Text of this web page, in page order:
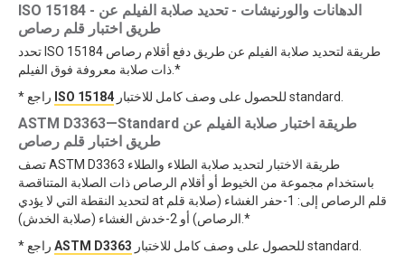
ISO 15184 - الدهانات والورنيشات - تحديد صلابة الفيلم عن
طريق اختبار قلم رصاص
تحدد ISO 15184 طريقة لتحديد صلابة الفيلم عن طريق دفع أقلام رصاص
ذات صلابة معروفة فوق الفيلم.*
ISO 15184 للحصول على وصف كامل للاختبار standard.
ASTM D3363—Standard طريقة اختبار صلابة الفيلم عن
طريق اختبار قلم رصاص
تصف ASTM D3363 طريقة الاختبار لتحديد صلابة الطلاء والطلاء
باستخدام مجموعة من الخيوط أو أقلام الرصاص ذات الصلابة المتناقصة
لتحديد النقطة التي لا يؤدي at قلم الرصاص إلى: 1-حفر الغشاء (صلابة قلم
الرصاص) أو 2-خدش الغشاء (صلابة الخدش).*
ASTM D3363 للحصول على وصف كامل للاختبار standard.